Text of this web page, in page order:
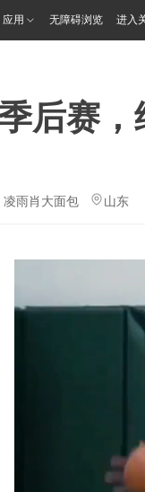
应用 无障碍浏览 进入
后赛
凌雨肖大面包 山东